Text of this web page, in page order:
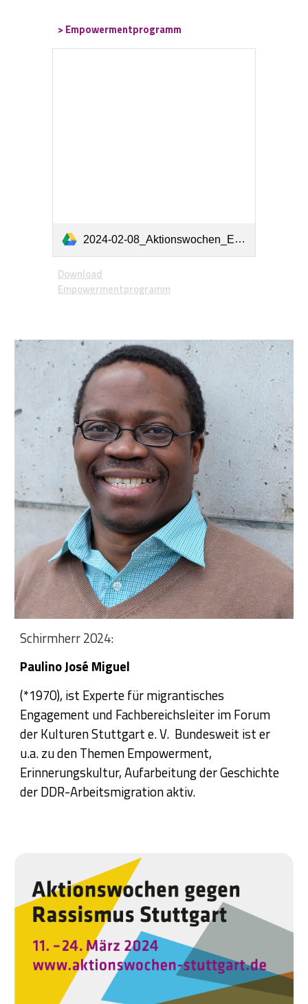
> Empowermentprogramm
2024-02-08_Aktionswochen_Empowermentprogramm_RZ_korr.pdf
Download
Empowermentprogramm
Schirmherr 2024:
Paulino José Miguel
(*1970), ist Experte für migrantisches
Engagement und Fachbereichsleiter im Forum
der Kulturen Stuttgart e. V. Bundesweit ist er
u.a. zu den Themen Empowerment,
Erinnerungskultur, Aufarbeitung der Geschichte
der DDR-Arbeitsmigration aktiv.